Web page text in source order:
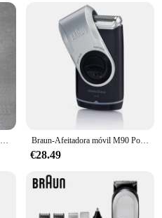
Braun-Afeitadora eléctrica serie 7 Pro, máquina de afeitar en seco y húmedo, maquinilla de afeitar recíproca, 3 modos de afeitado, hoja flexible, cuchillas flotantes Braun-Afeitadora móvil M90 PocketGo, Afeitadora eléctrica de viaje con batería, lavable, afeitado en seco y húmedo, cabezal flotante, recortadora lavable
€28.49